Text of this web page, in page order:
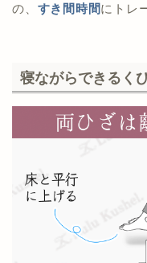
の、 すき間時間にトレ
寝ながらできるく